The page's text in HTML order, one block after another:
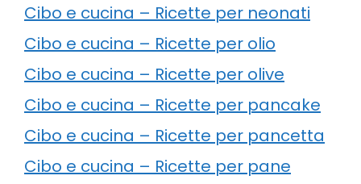
Cibo e cucina – Ricette per neonati
Cibo e cucina – Ricette per olio
Cibo e cucina – Ricette per olive
Cibo e cucina – Ricette per pancake
Cibo e cucina – Ricette per pancetta
Cibo e cucina – Ricette per pane